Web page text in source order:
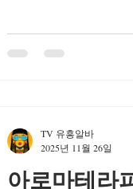
알바를 찾는 이유 높
옵니다. 2) 본업 + 부업 병행이 가능함 직장인이나 학생들이
높은 시급 알바를 선
입을 늘릴 수 있기 때
아로마테라
TV 유흥알바
2025년 11월 26일